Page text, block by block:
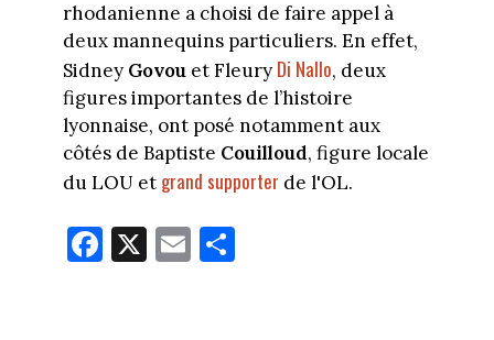
rhodanienne a choisi de faire appel à
deux mannequins particuliers. En effet,
Sidney Govouet Fleury Di Nallo, deux
figures importantes de l’histoire
lyonnaise, ont posé notamment aux
côtés de Baptiste Couilloud, figure locale
du LOU et grand supporter de l'OL.
Fa
ce
X E
m
Pa
rt